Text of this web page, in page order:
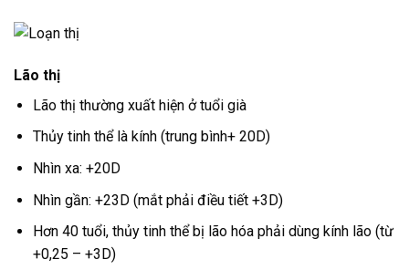
Lão thị
Lão thị thường xuất hiện ở tuổi già
Thủy tinh thể là kính (trung bình+ 20D)
Nhìn xa: +20D
Nhìn gần: +23D (mắt phải điều tiết +3D)
Hơn 40 tuổi, thủy tinh thể bị lão hóa phải dùng kính lão (từ
+0,25 – +3D)